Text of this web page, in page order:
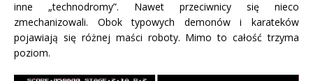
inne „technodromy”. Nawet przeciwnicy się nieco
zmechanizowali. Obok typowych demonów i karateków
pojawiają się różnej maści roboty. Mimo to całość trzyma
poziom.